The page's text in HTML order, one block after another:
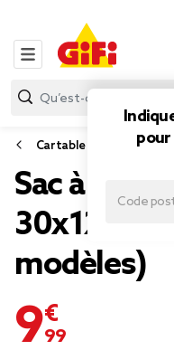
pour
Cartable scolaire, sac à
Sac à dos
modèles)
9,99 €